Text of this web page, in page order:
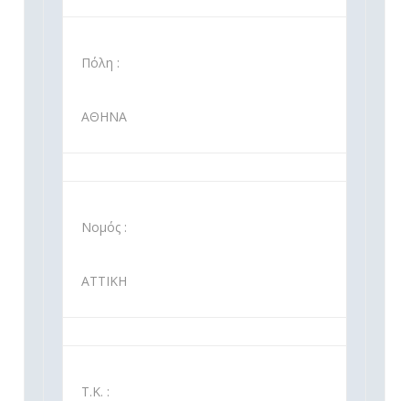
Πόλη :
ΑΘΗΝΑ
Νομός :
ΑΤΤΙΚΗ
Τ.Κ. :